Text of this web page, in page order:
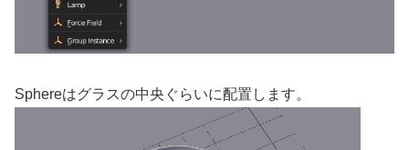
Sphereはグラスの中央ぐらいに配置します。